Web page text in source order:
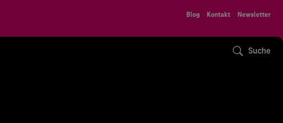
Blog Kontakt Newsletter
Suche